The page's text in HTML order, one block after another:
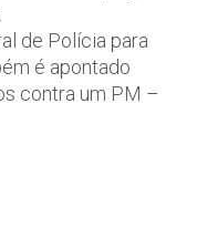
de Polícia para
é apontado
contra um PM –